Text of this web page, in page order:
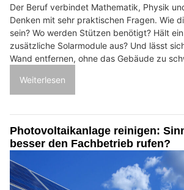
Der Beruf verbindet Mathematik, Physik
Denken mit sehr praktischen Fragen. Wie
sein? Wo werden Stützen benötigt? Hält
zusätzliche Solarmodule aus? Und lässt
Wand entfernen, ohne das Gebäude zu
Weiterlesen
Photovoltaikanlage reinigen:
besser den Fachbetrieb rufen?